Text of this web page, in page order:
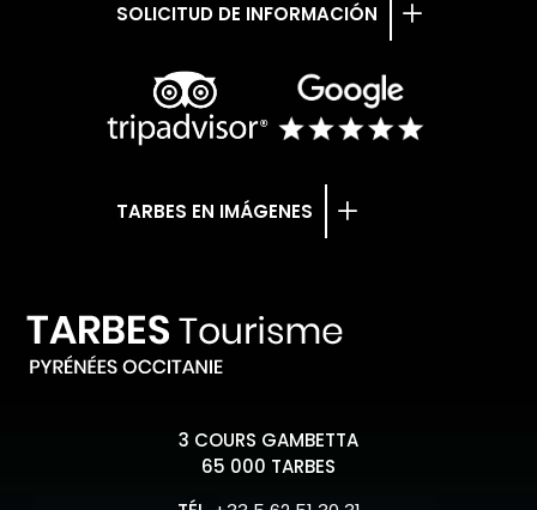
SOLICITUD DE INFORMACIÓN
TARBES EN IMÁGENES
3 COURS GAMBETTA
65 000 TARBES